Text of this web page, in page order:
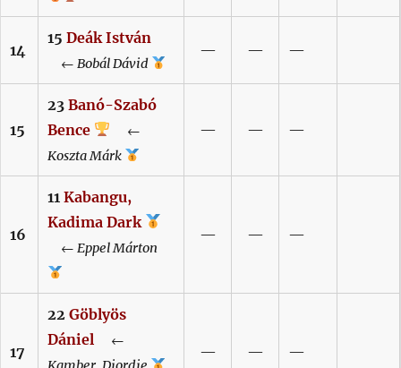
14
15 Deák István
← BobálDávid
— — —
15
23 Banó-Szabó
Bence
←
KosztaMárk
— — —
16
11 Kabangu,
Kadima Dark
← EppelMárton
— — —
17
22 Göblyös
Dániel
←
— — —